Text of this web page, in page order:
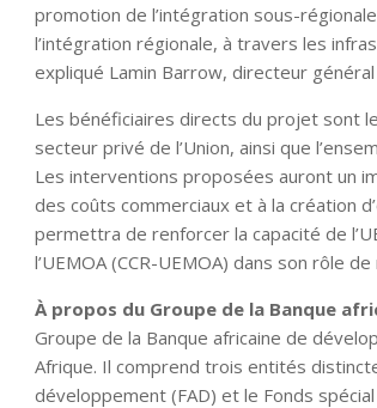
promotion de l’intégration sous-
l’intégration régionale, à travers les
expliqué Lamin Barrow, directeur général
Les bénéficiaires directs du projet sont
secteur privé de l’Union, ainsi que
Les interventions proposées auront un
des coûts commerciaux et à la création
permettra de renforcer la capacité de
l’UEMOA (CCR-UEMOA) dans son rôle
À propos du Groupe de la Banque
Groupe de la Banque africaine de
Afrique. Il comprend trois entités
développement (FAD) et le Fonds